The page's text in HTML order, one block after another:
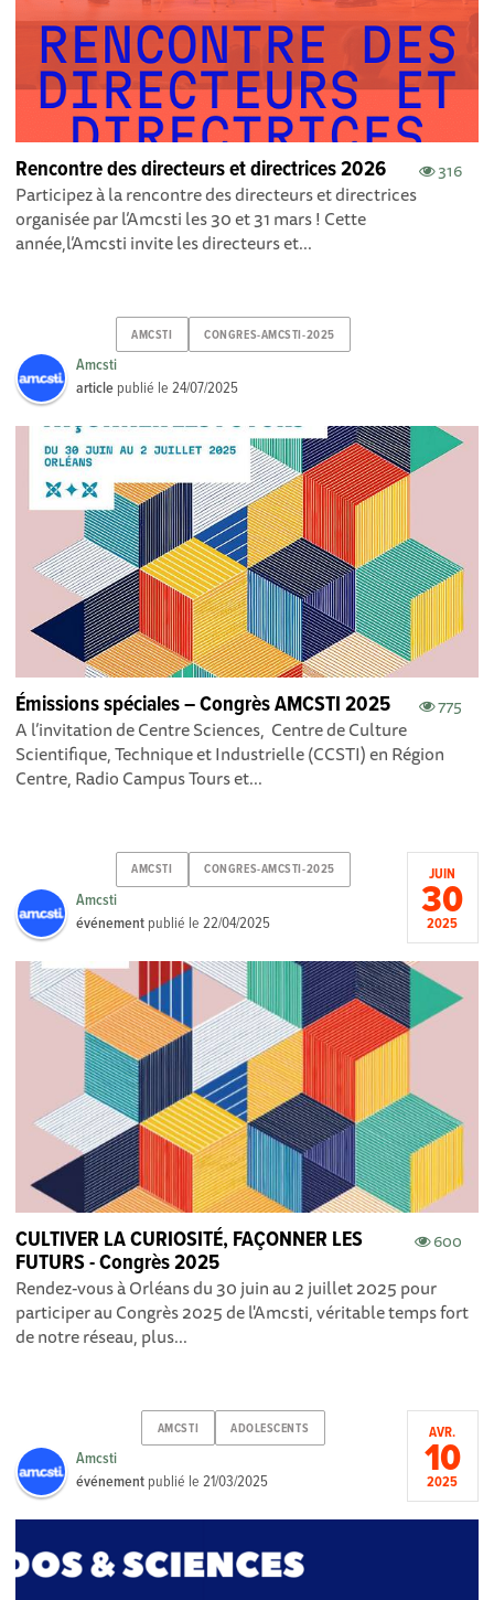
316
Rencontre des directeurs et directrices 2026
Participez à la rencontre des directeurs et directrices
organisée par l’Amcsti les 30 et 31 mars ! Cette
année,l’Amcsti invite les directeurs et...
AMCSTI CONGRES-AMCSTI-2025
Amcsti
article publié le24/07/2025
775
Émissions spéciales – Congrès AMCSTI 2025
A l’invitation de Centre Sciences, Centre de Culture
Scientifique, Technique et Industrielle (CCSTI) en Région
Centre, Radio Campus Tours et...
AMCSTI CONGRES-AMCSTI-2025
Amcsti
événement publié le22/04/2025
JUIN
30
2025
600
CULTIVER LA CURIOSITÉ, FAÇONNER LES
FUTURS - Congrès 2025
Rendez-vous à Orléans du 30 juin au 2 juillet 2025 pour
participer au Congrès 2025 de l'Amcsti, véritable temps fort
de notre réseau, plus...
AMCSTI ADOLESCENTS
Amcsti
événement publié le21/03/2025
AVR.
10
2025